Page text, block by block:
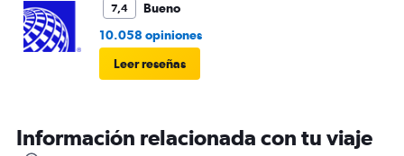
7,4
Bueno
10.058 opiniones
Leer reseñas
Información relacionada con tu viaje